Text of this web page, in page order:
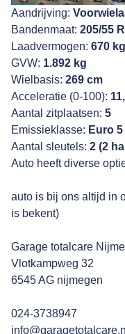
Aandrijving:
Bandenmaat: 205/55
Laadvermogen: 670 kg
GVW: 1.892 kg
Wielbasis: 269 cm
Acceleratie (0-100):
Aantal zitplaatsen: 5
Emissieklasse: Euro 5
Aantal sleutels: 2 (2
Auto heeft diverse
auto is bij ons altijd in
is bekent)
Garage totalcare
Vlotkampweg 32
6545 AG nijmegen
024-3738947
info@garagetotalcare.nl